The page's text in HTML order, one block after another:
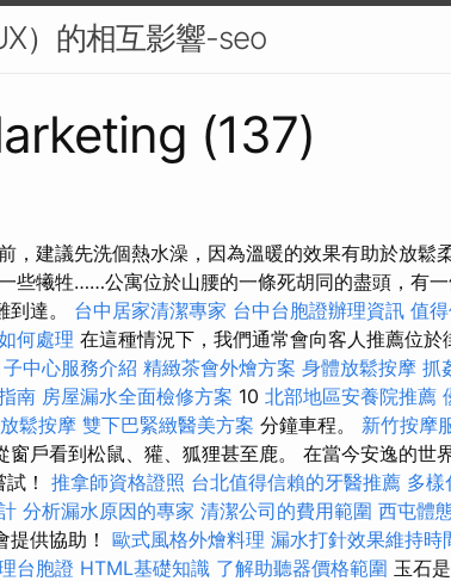
）的相互影響-seo
(137)
，建議先洗個熱水澡，因為溫暖的效果有助於放鬆
些犧牲……公寓位於山腰的一條死胡同的盡頭，有一
到達。 台中居家清潔專家 台中台胞證辦理資訊 值
何處理 在這種情況下，我們通常會向客人推薦位於
中心服務介紹 精緻茶會外燴方案 身體放鬆按摩 抓
南 房屋漏水全面檢修方案 10 北部地區安養院推薦
鬆按摩 雙下巴緊緻醫美方案 分鐘車程。 新竹按摩
窗戶看到松鼠、獾、狐狸甚至鹿。 在當今安逸的世
！ 推拿師資格證照 台北值得信賴的牙醫推薦 多樣
分析漏水原因的專家 清潔公司的費用範圍 西屯體
提供協助！ 歐式風格外燴料理 漏水打針效果維持時
台胞證 HTML基礎知識 了解助聽器價格範圍 玉石